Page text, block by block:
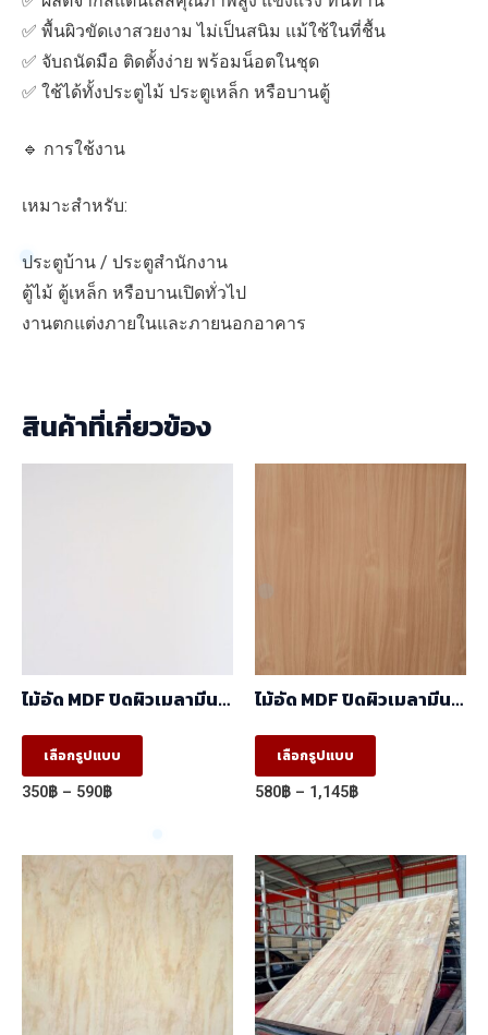
✅ พื้นผิวขัดเงาสวยงาม ไม่เป็นสนิม แม้ใช้ในที่ชื้น
✅ จับถนัดมือ ติดตั้งง่าย พร้อมน็อตในชุด
✅ ใช้ได้ทั้งประตูไม้ ประตูเหล็ก หรือบานตู้
🔹 การใช้งาน
เหมาะสำหรับ:
ประตูบ้าน / ประตูสำนักงาน
ตู้ไม้ ตู้เหล็ก หรือบานเปิดทั่วไป
งานตกแต่งภายในและภายนอกอาคาร
สินค้าที่เกี่ยวข้อง
ไม้อัด MDF ปิดผิวเมลามีน
(1.22mx2.44m)
เลือกรูปแบบ
This
product
variants.
The
350฿ – 590฿Price
590฿
ไม้อัด MDF ปิดผิวเมลามีน
12/2030-14 ผิวเสี้ยน สี
ลายไม้ 2 หน้า
(1.22mx2.44m)
เลือกรูปแบบ
This
product
variants.
The
options
may
be
chosen
580฿ – 1,145฿Price
1,145฿